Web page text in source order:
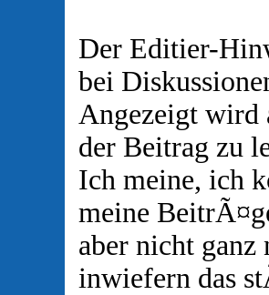
Der Editier-
bei
Angezeigt wird
der Beitrag zu
Ich meine, ich
meine
aber nicht ganz
inwiefern das